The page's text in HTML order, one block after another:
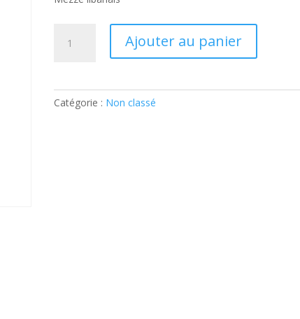
Ajouter au panier
Catégorie : Non classé